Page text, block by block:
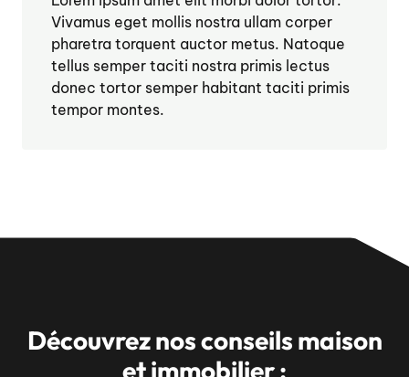
Vivamus eget mollis nostra ullam corper
pharetra torquent auctor metus. Natoque
tellus semper taciti nostra primis lectus
donec tortor semper habitant taciti primis
tempor montes.
Découvrez nos conseils maison
et immobilier :